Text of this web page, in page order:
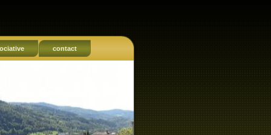
contact